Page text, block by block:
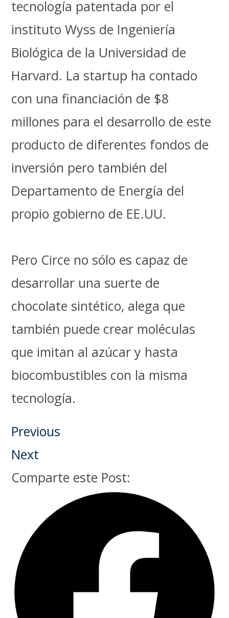
tecnología patentada por el
instituto Wyss de Ingeniería
Biológica de la Universidad de
Harvard. La startup ha contado
con una financiación de $8
millones para el desarrollo de este
producto de diferentes fondos de
inversión pero también del
Departamento de Energía del
propio gobierno de EE.UU.
Pero Circe no sólo es capaz de
desarrollar una suerte de
chocolate sintético, alega que
también puede crear moléculas
que imitan al azúcar y hasta
biocombustibles con la misma
tecnología.
Previous
Next
Comparte este Post: